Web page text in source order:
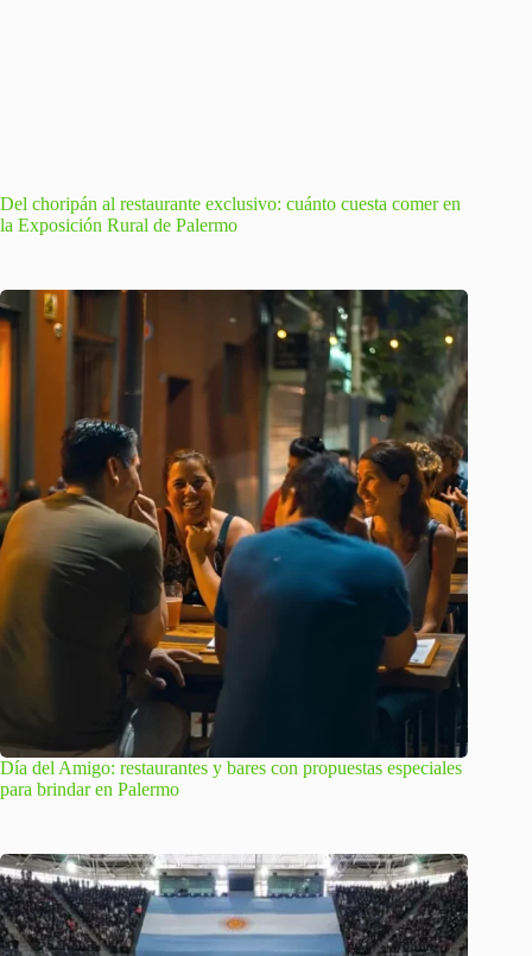
Del choripán al restaurante exclusivo: cuánto cuesta comer en
la Exposición Rural de Palermo
Día del Amigo: restaurantes y bares con propuestas especiales
para brindar en Palermo